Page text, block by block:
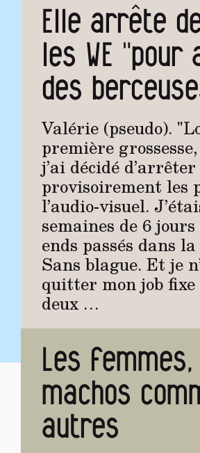
Elle arrête
les WE "pour
des
Valérie (pseudo).
première
j’ai décidé d’arrêter
provisoirement les
l’audio-visuel.
semaines de 6
ends passés dans
Sans blague. Et je
quitter mon job fixe
deux …
Les
machos
autres